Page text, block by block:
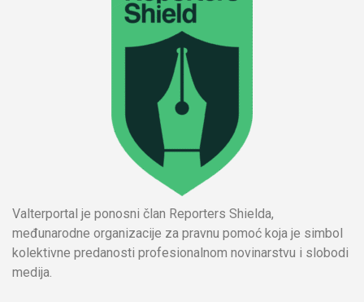
Valterportal je ponosni član Reporters Shielda,
međunarodne organizacije za pravnu pomoć koja je simbol
kolektivne predanosti profesionalnom novinarstvu i slobodi
medija.